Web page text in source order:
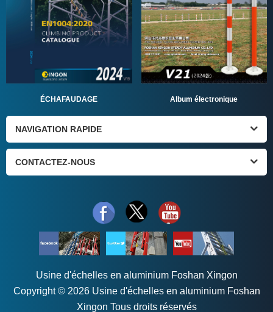
ÉCHAFAUDAGE Album électronique
NAVIGATION RAPIDE
CONTACTEZ-NOUS
Usine d'échelles en aluminium Foshan Xingon
Copyright © 2026 Usine d'échelles en aluminium Foshan
Xingon Tous droits réservés